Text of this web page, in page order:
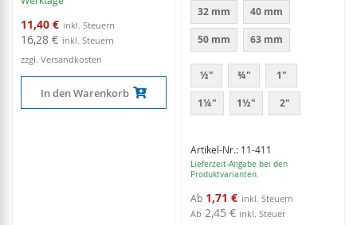
Sonderangebot
11,40 €
16,28 €
zzgl. Versandkosten
In den Warenkorb
Artikel-Nr.: 11-411
Lieferzeit-Angabe bei den
Produktvarianten.
Ab 1,71 €
Ab 2,45 € inkl. Steuer
32 mm 40 mm
50 mm 63 mm
½" ¾" 1"
1¼" 1½" 2"